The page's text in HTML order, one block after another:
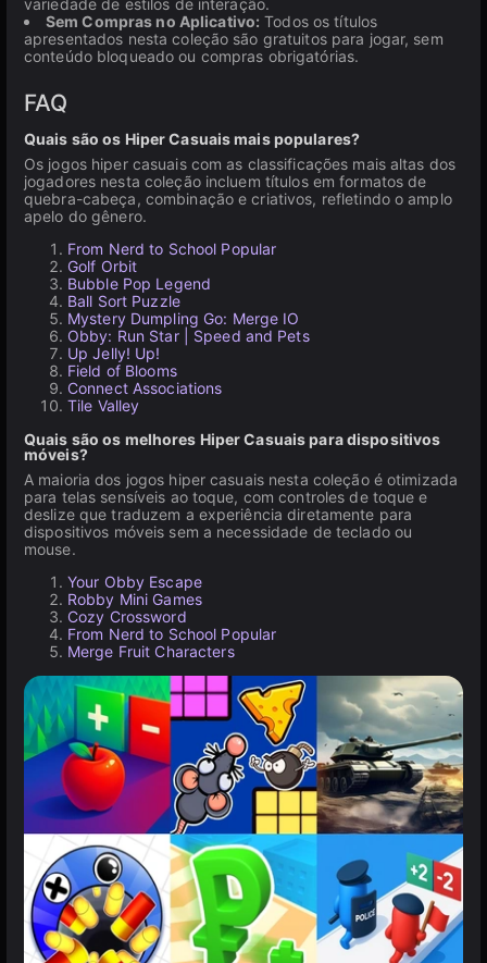
variedade de estilos de interação.
Sem Compras no Aplicativo: Todos os títulos
apresentados nesta coleção são gratuitos para jogar, sem
conteúdo bloqueado ou compras obrigatórias.
FAQ
Quais são os Hiper Casuais mais populares?
Os jogos hiper casuais com as classificações mais altas dos
jogadores nesta coleção incluem títulos em formatos de
quebra-cabeça, combinação e criativos, refletindo o amplo
apelo do gênero.
From Nerd to School Popular
Golf Orbit
Bubble Pop Legend
Ball Sort Puzzle
Mystery Dumpling Go: Merge IO
Obby: Run Star | Speed and Pets
Up Jelly! Up!
Field of Blooms
Connect Associations
Tile Valley
Quais são os melhores Hiper Casuais para dispositivos
móveis?
A maioria dos jogos hiper casuais nesta coleção é otimizada
para telas sensíveis ao toque, com controles de toque e
deslize que traduzem a experiência diretamente para
dispositivos móveis sem a necessidade de teclado ou
mouse.
Your Obby Escape
Robby Mini Games
Cozy Crossword
From Nerd to School Popular
Merge Fruit Characters